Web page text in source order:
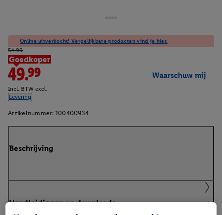
Online uitverkocht! Vergelijkbare producten vind je hier.
54.99
Goedkoper
49.99
Incl. BTW excl.
Levering
Waarschuw mij
Artikelnummer: 100400934
Beschrijving
Handleidingen en downloads